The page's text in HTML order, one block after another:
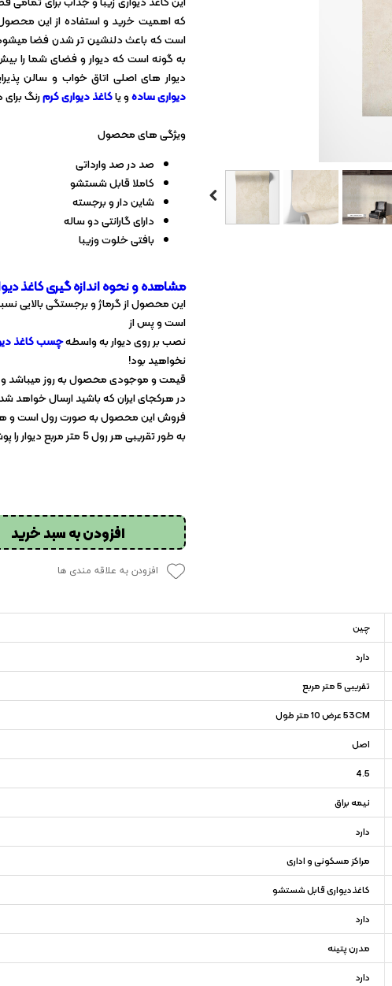
کاغذ دیواری ارزان
کاغذ دیواری سلطنتی
که اهمیت خرید و استفاده از این
به گونه است که دیوار و فضای شما را بیش
دیوار های اصلی اتاق خواب و سالن
دیواری سادهو یاکاغذ دیواری کرمرنگ
ویژگی های محصول
صد در صد وارداتی
کاملا قابل شستشو
شاین دار و برجسته
دارای گارانتی دو ساله
بافتی خلوت وزیبا
مشاهده و نحوه اندازه گیری کاغذ
این محصول از گرماژ و برجستگی بالایی
است و پس از
نصب بر روی دیوار به واسطهچسب کاغذ
نخواهید بود!
قیمت و موجودی محصول به روز میباشد و
در هرکجای ایران که باشید ارسال خواهد
به طور تقریبی هر رول 5 متر مربع دیوار را پوشش میدهد.
افزودن به سبد خرید
افزودن به علاقه مندی ها
چین
دارد
تقریبی 5 متر مربع
53CM عرض 10 متر طول
اصل
4.5
نیمه براق
دارد
مراکز مسکونی و اداری
کاغذدیواری قابل شستشو
دارد
مدرن پتینه
دارد